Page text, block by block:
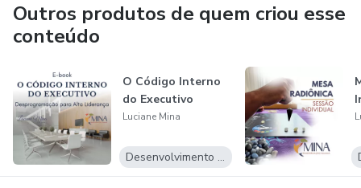
Outros produtos de quem criou esse
conteúdo
O Código Interno
do Executivo
Luciane Mina
Desenvolvimento Pessoal